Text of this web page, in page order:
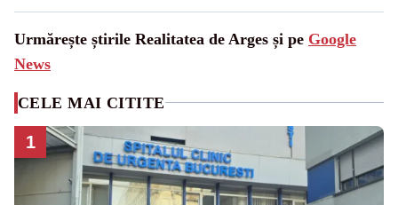
Urmărește știrile Realitatea de Arges și pe Google
News
CELE MAI CITITE
1